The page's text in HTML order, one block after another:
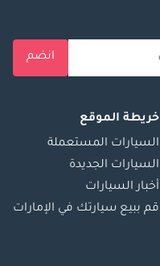
انضم
خريطة الموقع
السيارات المستعملة
السيارات الجديدة
أخبار السيارات
قم ببيع سيارتك في الإمارات